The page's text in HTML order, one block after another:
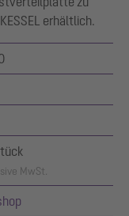
erhältlich.
MwSt.